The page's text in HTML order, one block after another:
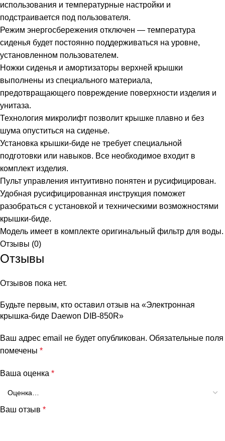
использования и температурные настройки и
подстраивается под пользователя.
Режим энергосбережения отключен — температура
сиденья будет постоянно поддерживаться на уровне,
установленном пользователем.
Ножки сиденья и амортизаторы верхней крышки
выполнены из специального материала,
предотвращающего повреждение поверхности изделия и
унитаза.
Технология микролифт позволит крышке плавно и без
шума опуститься на сиденье.
Установка крышки-биде не требует специальной
подготовки или навыков. Все необходимое входит в
комплект изделия.
Пульт управления интуитивно понятен и русифицирован.
Удобная русифицированная инструкция поможет
разобраться с установкой и техническими возможностями
крышки-биде.
Модель имеет в комплекте оригинальный фильтр для воды.
Отзывы (0)
Отзывы
Отзывов пока нет.
Будьте первым, кто оставил отзыв на «Электронная
крышка-биде Daewon DIB-850R»
Ваш адрес email не будет опубликован. Обязательные поля
помечены *
Ваша оценка *
Ваш отзыв *